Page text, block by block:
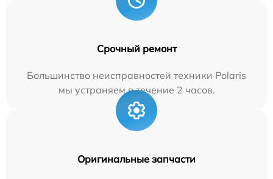
Срочный ремонт
Большинство неисправностей техники Polaris
мы устраняем в течение 2 часов.
Оригинальные запчасти